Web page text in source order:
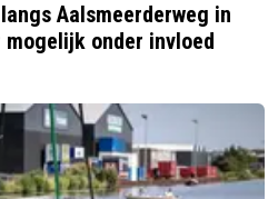
Aalsmeerderweg in
onder invloed